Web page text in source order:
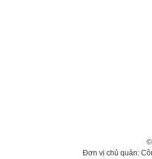
Đơn vị chủ quản: